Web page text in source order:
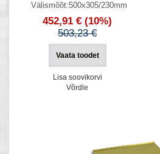
Välismõõt:500x305/230mm
452,91 € (10%)
503,23 €
Vaata toodet
Lisa soovikorvi
Võrdle